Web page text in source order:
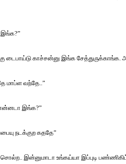
டைபாய்டு காச்சன்னு இங்க
மாப்ள வந்தே..”
இங்க?”
நடக்குற கததே”
இன்னுமாடா உங்கய்யா இப்புடி